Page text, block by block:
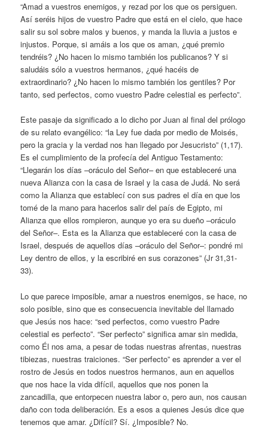
“Amad a vuestros enemigos, y rezad por los que os persiguen.
Así seréis hijos de vuestro Padre que está en el cielo, que hace
salir su sol sobre malos y buenos, y manda la lluvia a justos e
injustos. Porque, si amáis a los que os aman, ¿qué premio
tendréis? ¿No hacen lo mismo también los publicanos? Y si
saludáis sólo a vuestros hermanos, ¿qué hacéis de
extraordinario? ¿No hacen lo mismo también los gentiles? Por
tanto, sed perfectos, como vuestro Padre celestial es perfecto”.
Este pasaje da significado a lo dicho por Juan al final del prólogo
de su relato evangélico: “la Ley fue dada por medio de Moisés,
pero la gracia y la verdad nos han llegado por Jesucristo” (1,17).
Es el cumplimiento de la profecía del Antiguo Testamento:
“Llegarán los días –oráculo del Señor– en que estableceré una
nueva Alianza con la casa de Israel y la casa de Judá. No será
como la Alianza que establecí con sus padres el día en que los
tomé de la mano para hacerlos salir del país de Egipto, mi
Alianza que ellos rompieron, aunque yo era su dueño –oráculo
del Señor–. Esta es la Alianza que estableceré con la casa de
Israel, después de aquellos días –oráculo del Señor–: pondré mi
Ley dentro de ellos, y la escribiré en sus corazones” (Jr 31,31-
33).
Lo que parece imposible, amar a nuestros enemigos, se hace, no
solo posible, sino que es consecuencia inevitable del llamado
que Jesús nos hace: “sed perfectos, como vuestro Padre
celestial es perfecto”. “Ser perfecto” significa amar sin medida,
como Él nos ama, a pesar de todas nuestras afrentas, nuestras
tibiezas, nuestras traiciones. “Ser perfecto” es aprender a ver el
rostro de Jesús en todos nuestros hermanos, aun en aquellos
que nos hace la vida difícil, aquellos que nos ponen la
zancadilla, que entorpecen nuestra labor o, pero aun, nos causan
daño con toda deliberación. Es a esos a quienes Jesús dice que
tenemos que amar. ¿Difícil? Sí. ¿Imposible? No.